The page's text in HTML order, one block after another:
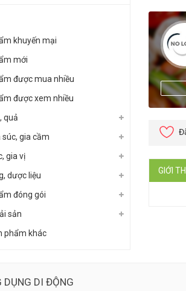
khuyến mại
mới
được mua nhiều
được xem nhiều
quả
gia cầm
gia vị
dược liệu
đóng gói
sản
phẩm khác
GIỚI
DỤNG DI ĐỘNG